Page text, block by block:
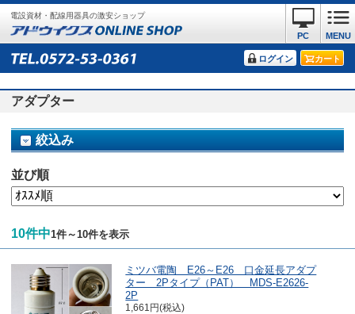
電設資材・配線用器具の激安ショップ
MENU
PC
ログイン カート
アダプター
絞込み
並び順
10件中1件～10件を表示
ミツバ電陶 E26～E26 口金延長アダプ
ター 2Pタイプ（PAT） MDS-E2626-
2P
1,661円(税込)